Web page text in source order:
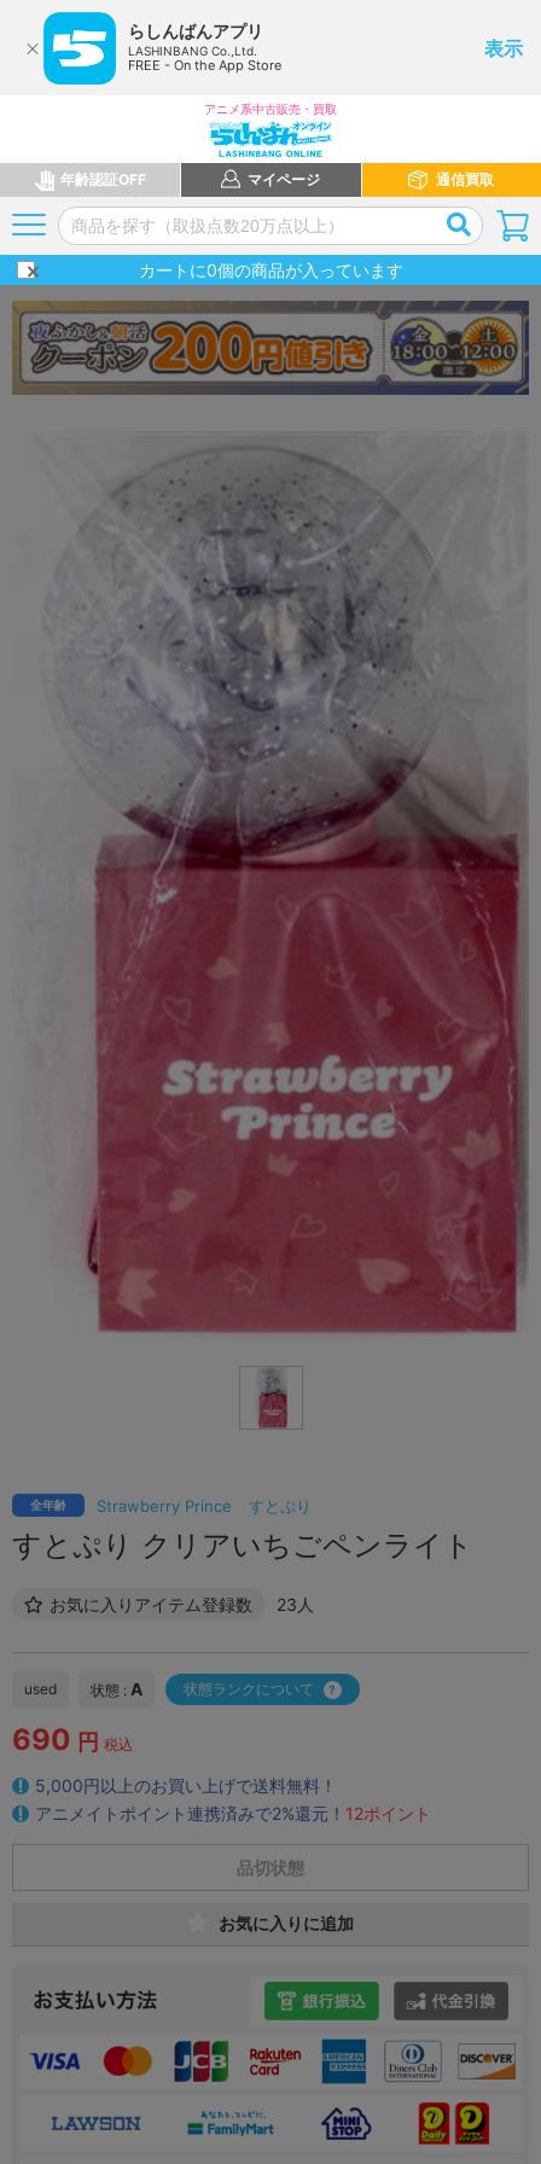
らしんばんアプリ
LASHINBANG Co.,Ltd.
FREE - On the App Store
表示
アニメ系中古販売・買取
年齢認証OFF マイページ 通信買取
カートに0個の商品が入っています
Strawberry Prince すとぷり
全年齢
すとぷり クリアいちごペンライト
お気に入りアイテム登録数 23人
used 状態 : A 状態ランクについて
690 円 税込
5,000円以上のお買い上げで送料無料！
アニメイトポイント連携済みで2%還元！ 12ポイント
品切状態
お気に入りに追加